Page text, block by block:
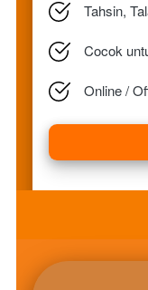
Tahsin,
Cocok
Online /